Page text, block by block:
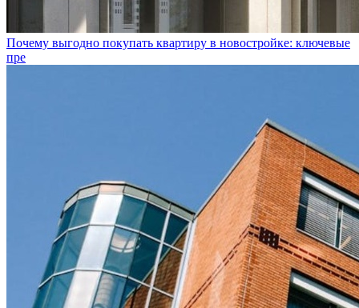
Почему выгодно покупать квартиру в новостройке: ключевые
пре